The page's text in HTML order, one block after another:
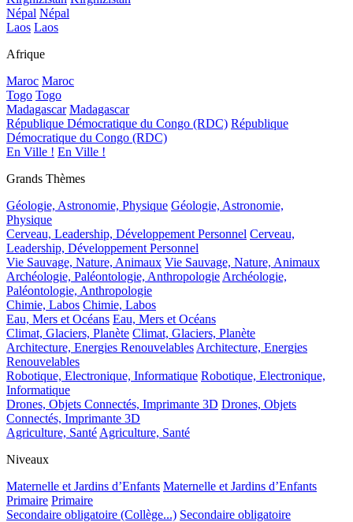
Népal Népal
Laos Laos
Afrique
Maroc Maroc
Togo Togo
Madagascar Madagascar
République Démocratique du Congo (RDC) République
Démocratique du Congo (RDC)
En Ville ! En Ville !
Grands Thèmes
Géologie, Astronomie, Physique Géologie, Astronomie,
Physique
Cerveau, Leadership, Développement Personnel Cerveau,
Leadership, Développement Personnel
Vie Sauvage, Nature, Animaux Vie Sauvage, Nature, Animaux
Archéologie, Paléontologie, Anthropologie Archéologie,
Paléontologie, Anthropologie
Chimie, Labos Chimie, Labos
Eau, Mers et Océans Eau, Mers et Océans
Climat, Glaciers, Planète Climat, Glaciers, Planète
Architecture, Energies Renouvelables Architecture, Energies
Renouvelables
Robotique, Electronique, Informatique Robotique, Electronique,
Informatique
Drones, Objets Connectés, Imprimante 3D Drones, Objets
Connectés, Imprimante 3D
Agriculture, Santé Agriculture, Santé
Niveaux
Maternelle et Jardins d’Enfants Maternelle et Jardins d’Enfants
Primaire Primaire
Secondaire obligatoire (Collège...) Secondaire obligatoire